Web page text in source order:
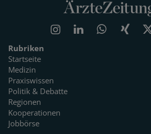
Rubriken
Startseite
Medizin
Praxiswissen
Politik & Debatte
Regionen
Kooperationen
Jobbörse